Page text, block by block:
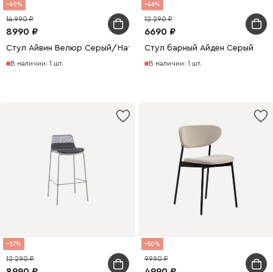
40
8990
14 990
Стул Айвин Велюр Серый/Натуральный
В наличии: 1 шт.
46
6690
12 290
Стул барный Айден Серый
В наличии: 1 шт.
27
12 290
50
9990